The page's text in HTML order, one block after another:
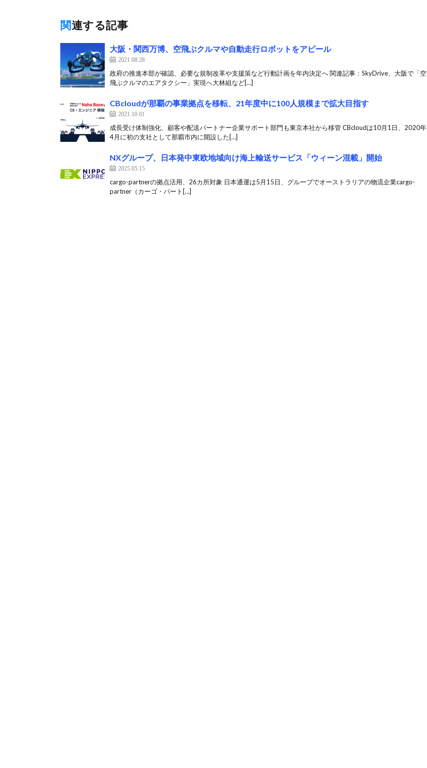
関連する記事
大阪・関西万博、空飛ぶクルマや自動走行ロボットをアピール
2021.08.28
政府の推進本部が確認、必要な規制改革や支援策など行動計画を年内決定へ 関連記事：SkyDrive、大阪で「空
飛ぶクルマのエアタクシー」実現へ大林組など[…]
CBcloudが那覇の事業拠点を移転、21年度中に100人規模まで拡大目指す
2021.10.01
成長受け体制強化、顧客や配送パートナー企業サポート部門も東京本社から移管 CBcloudは10月1日、2020年
4月に初の支社として那覇市内に開設した[…]
NXグループ、日本発中東欧地域向け海上輸送サービス「ウィーン混載」開始
2025.05.15
cargo-partnerの拠点活用、26カ所対象 日本通運は5月15日、グループでオーストラリアの物流企業cargo-
partner（カーゴ・パート[…]